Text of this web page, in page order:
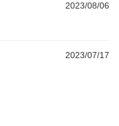
2023/08/06
2023/07/17